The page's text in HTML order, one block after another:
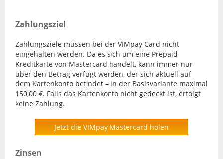
Zahlungsziel
Zahlungsziele müssen bei der VIMpay Card nicht
eingehalten werden. Da es sich um eine Prepaid
Kreditkarte von Mastercard handelt, kann immer nur
über den Betrag verfügt werden, der sich aktuell auf
dem Kartenkonto befindet – in der Basisvariante maximal
150,00 €. Falls das Kartenkonto nicht gedeckt ist, erfolgt
keine Zahlung.
Jetzt die VIMpay Mastercard holen
Zinsen